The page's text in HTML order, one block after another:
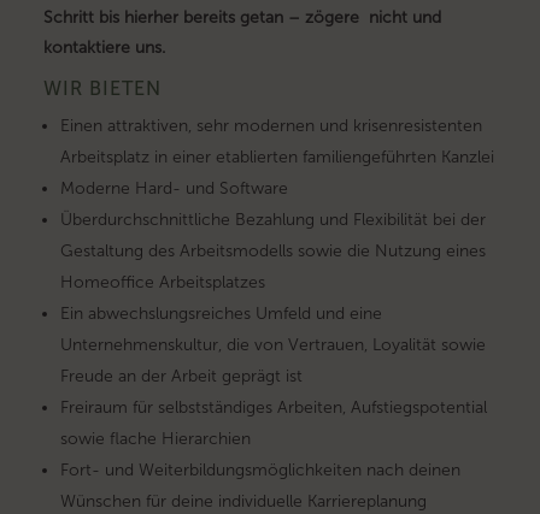
Schritt bis hierher bereits getan – zögere nicht und
kontaktiere uns.
WIR BIETEN
Einen attraktiven, sehr modernen und krisenresistenten
Arbeitsplatz in einer etablierten familiengeführten Kanzlei
Moderne Hard- und Software
Überdurchschnittliche Bezahlung und Flexibilität bei der
Gestaltung des Arbeitsmodells sowie die Nutzung eines
Homeoffice Arbeitsplatzes
Ein abwechslungsreiches Umfeld und eine
Unternehmenskultur, die von Vertrauen, Loyalität sowie
Freude an der Arbeit geprägt ist
Freiraum für selbstständiges Arbeiten, Aufstiegspotential
sowie flache Hierarchien
Fort- und Weiterbildungsmöglichkeiten nach deinen
Wünschen für deine individuelle Karriereplanung